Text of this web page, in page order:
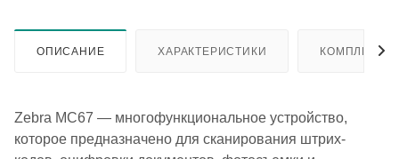
ОПИСАНИЕ ХАРАКТЕРИСТИКИ
Zebra MC67 — многофункциональное устройство,
которое предназначено для сканирования штрих-